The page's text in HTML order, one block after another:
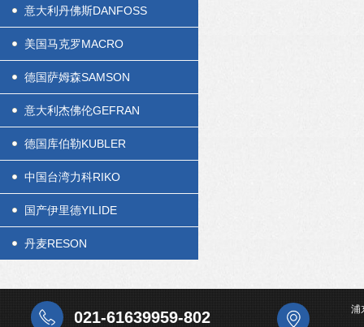
意大利丹佛斯DANFOSS
美国马克罗MACRO
德国萨姆森SAMSON
意大利杰佛伦GEFRAN
德国库伯勒KUBLER
中国台湾力科RIKO
国产伊里德YILIDE
丹麦RESON
021-61639959-802 浦